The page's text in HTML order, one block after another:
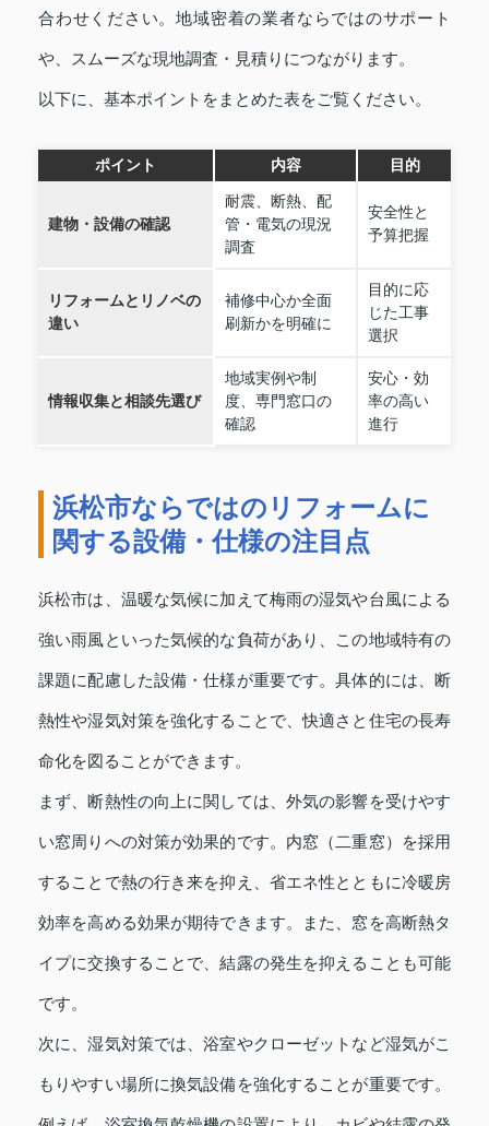
合わせください。地域密着の業者ならではのサポート
や、スムーズな現地調査・見積りにつながります。
以下に、基本ポイントをまとめた表をご覧ください。
ポイント 内容 目的
建物・設備の確認
耐震、断熱、配
管・電気の現況
調査
安全性と
予算把握
リフォームとリノベの
違い
補修中心か全面
刷新かを明確に
目的に応
じた工事
選択
情報収集と相談先選び
地域実例や制
度、専門窓口の
確認
安心・効
率の高い
進行
浜松市ならではのリフォームに
関する設備・仕様の注目点
浜松市は、温暖な気候に加えて梅雨の湿気や台風による
強い雨風といった気候的な負荷があり、この地域特有の
課題に配慮した設備・仕様が重要です。具体的には、断
熱性や湿気対策を強化することで、快適さと住宅の長寿
命化を図ることができます。
まず、断熱性の向上に関しては、外気の影響を受けやす
い窓周りへの対策が効果的です。内窓（二重窓）を採用
することで熱の行き来を抑え、省エネ性とともに冷暖房
効率を高める効果が期待できます。また、窓を高断熱タ
イプに交換することで、結露の発生を抑えることも可能
です。
次に、湿気対策では、浴室やクローゼットなど湿気がこ
もりやすい場所に換気設備を強化することが重要です。